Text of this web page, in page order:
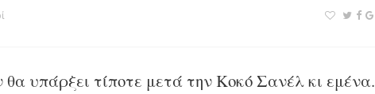
υπάρξει τίποτε μετά την Κοκό Σανέλ κι εμένα.